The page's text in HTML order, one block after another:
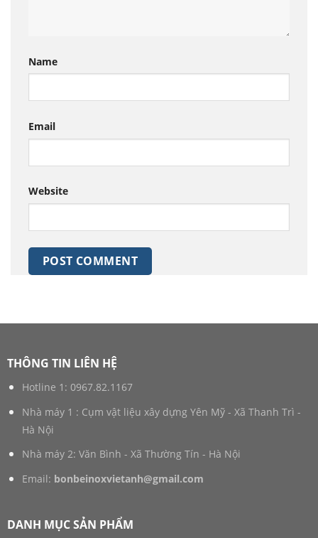
Name
Email
Website
THÔNG TIN LIÊN HỆ
Hotline 1: 0967.82.1167
Nhà máy 1 : Cụm vật liệu xây dựng Yên Mỹ - Xã Thanh Trì -
Hà Nội
Nhà máy 2: Văn Bình - Xã Thường Tín - Hà Nội
Email: bonbeinoxvietanh@gmail.com
DANH MỤC SẢN PHẨM